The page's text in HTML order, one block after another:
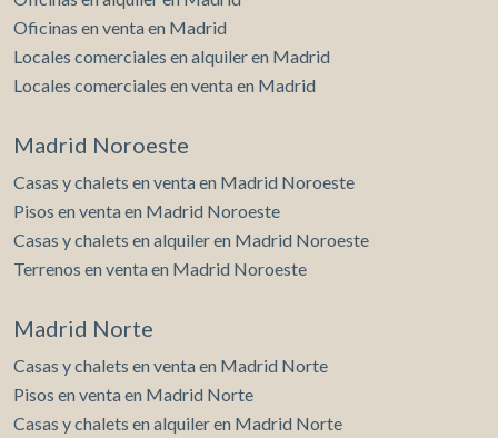
Oficinas en venta en Madrid
Locales comerciales en alquiler en Madrid
Locales comerciales en venta en Madrid
Madrid Noroeste
Casas y chalets en venta en Madrid Noroeste
Pisos en venta en Madrid Noroeste
Casas y chalets en alquiler en Madrid Noroeste
Terrenos en venta en Madrid Noroeste
Madrid Norte
Casas y chalets en venta en Madrid Norte
Pisos en venta en Madrid Norte
Casas y chalets en alquiler en Madrid Norte